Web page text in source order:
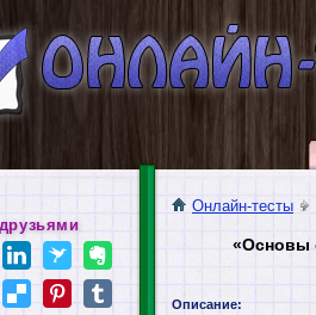
Онлайн-тесты
«Основы
Описание: